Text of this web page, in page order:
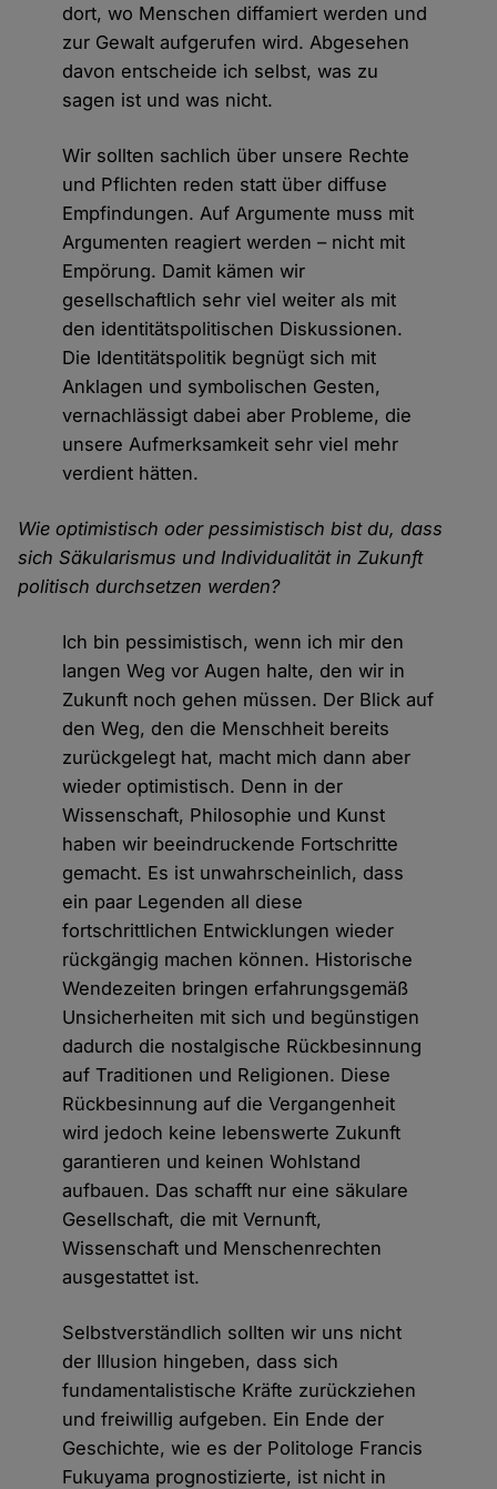
dort, wo Menschen diffamiert werden und
zur Gewalt aufgerufen wird. Abgesehen
davon entscheide ich selbst, was zu
sagen ist und was nicht.
Wir sollten sachlich über unsere Rechte
und Pflichten reden statt über diffuse
Empfindungen. Auf Argumente muss mit
Argumenten reagiert werden – nicht mit
Empörung. Damit kämen wir
gesellschaftlich sehr viel weiter als mit
den identitätspolitischen Diskussionen.
Die Identitätspolitik begnügt sich mit
Anklagen und symbolischen Gesten,
vernachlässigt dabei aber Probleme, die
unsere Aufmerksamkeit sehr viel mehr
verdient hätten.
Wie optimistisch oder pessimistisch bist du, dass
sich Säkularismus und Individualität in Zukunft
politisch durchsetzen werden?
Ich bin pessimistisch, wenn ich mir den
langen Weg vor Augen halte, den wir in
Zukunft noch gehen müssen. Der Blick auf
den Weg, den die Menschheit bereits
zurückgelegt hat, macht mich dann aber
wieder optimistisch. Denn in der
Wissenschaft, Philosophie und Kunst
haben wir beeindruckende Fortschritte
gemacht. Es ist unwahrscheinlich, dass
ein paar Legenden all diese
fortschrittlichen Entwicklungen wieder
rückgängig machen können. Historische
Wendezeiten bringen erfahrungsgemäß
Unsicherheiten mit sich und begünstigen
dadurch die nostalgische Rückbesinnung
auf Traditionen und Religionen. Diese
Rückbesinnung auf die Vergangenheit
wird jedoch keine lebenswerte Zukunft
garantieren und keinen Wohlstand
aufbauen. Das schafft nur eine säkulare
Gesellschaft, die mit Vernunft,
Wissenschaft und Menschenrechten
ausgestattet ist.
Selbstverständlich sollten wir uns nicht
der Illusion hingeben, dass sich
fundamentalistische Kräfte zurückziehen
und freiwillig aufgeben. Ein Ende der
Geschichte, wie es der Politologe Francis
Fukuyama prognostizierte, ist nicht in